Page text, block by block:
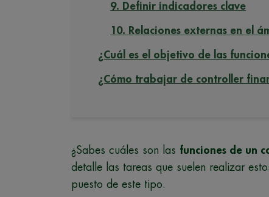
9. Definir indicadores clave
10. Relaciones externas en el
¿Cuál es el objetivo de las
¿Cómo trabajar de controller
¿Sabes cuáles son las funciones de un
detalle las tareas que suelen realizar
puesto de este tipo.